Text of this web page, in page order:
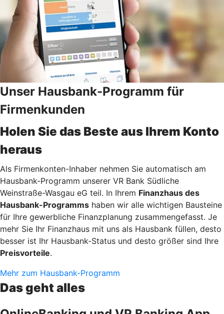
Unser Hausbank-Programm für
Firmenkunden
Holen Sie das Beste aus Ihrem Konto
heraus
Als Firmenkonten-Inhaber nehmen Sie automatisch am
Hausbank-Programm unserer VR Bank Südliche
Weinstraße-Wasgau eG teil. In Ihrem Finanzhaus des
Hausbank-Programms haben wir alle wichtigen Bausteine
für Ihre gewerbliche Finanzplanung zusammengefasst. Je
mehr Sie Ihr Finanzhaus mit uns als Hausbank füllen, desto
besser ist Ihr Hausbank-Status und desto größer sind Ihre
Preisvorteile.
Mehr zum Hausbank-Programm
Das geht alles